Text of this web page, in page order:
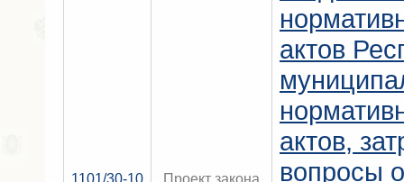
1101/30-10
Проект закона
актов
актов,
вопросы